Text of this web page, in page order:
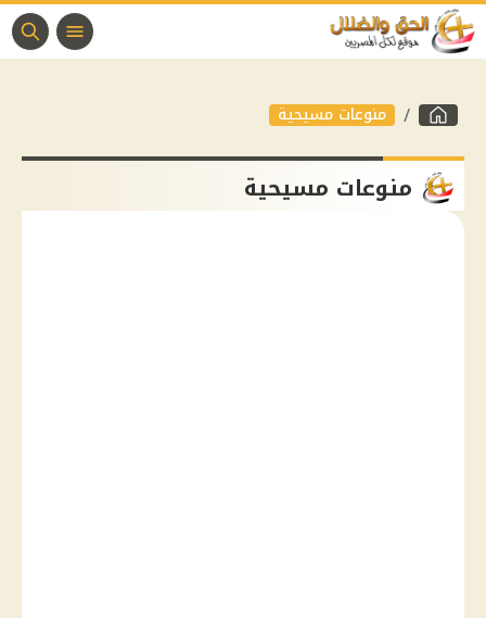
منوعات مسيحية
منوعات مسيحية